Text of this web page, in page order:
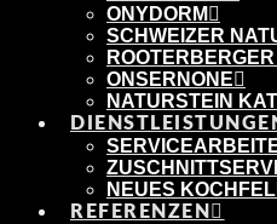
ONYDORM
SCHWEIZER
ONSERNONE
NATURSTEIN
NEUES
REFERENZEN